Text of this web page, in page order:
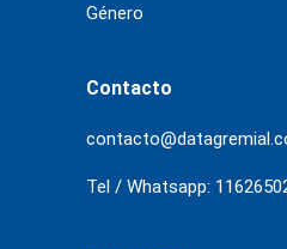
Género
Contacto
Tel / Whatsapp: